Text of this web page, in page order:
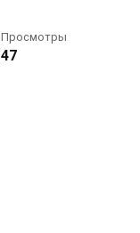
Просмотры
47